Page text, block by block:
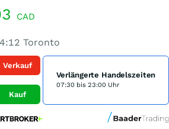
CAD
Toronto
Verkauf
Kauf
Verlängerte Handelszeiten
07:30 bis 23:00 Uhr